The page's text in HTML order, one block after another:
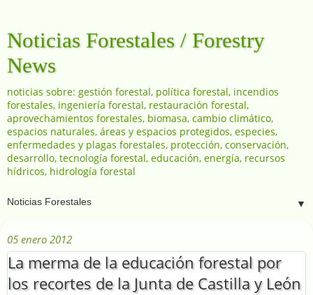
Noticias Forestales / Forestry
News
noticias sobre: gestión forestal, política forestal, incendios
forestales, ingeniería forestal, restauración forestal,
aprovechamientos forestales, biomasa, cambio climático,
espacios naturales, áreas y espacios protegidos, especies,
enfermedades y plagas forestales, protección, conservación,
desarrollo, tecnología forestal, educación, energía, recursos
hídricos, hidrología forestal
▼
05 enero 2012
La merma de la educación forestal por
los recortes de la Junta de Castilla y León